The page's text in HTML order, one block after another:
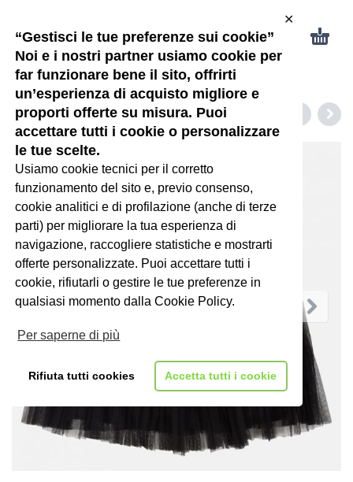
“Gestisci le tue preferenze sui cookie”
Noi e i nostri partner usiamo cookie per
far funzionare bene il sito, offrirti
un’esperienza di acquisto migliore e
proporti offerte su misura. Puoi
accettare tutti i cookie o personalizzare
le tue scelte.
Usiamo cookie tecnici per il corretto
funzionamento del sito e, previo consenso,
cookie analitici e di profilazione (anche di terze
parti) per migliorare la tua esperienza di
navigazione, raccogliere statistiche e mostrarti
offerte personalizzate. Puoi accettare tutti i
cookie, rifiutarli o gestire le tue preferenze in
qualsiasi momento dalla Cookie Policy.
Per saperne di più
Rifiuta tutti cookies Accetta tutti i cookie
✕